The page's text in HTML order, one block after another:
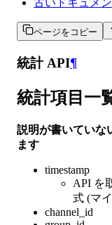
古いドキュメン
ページをコピー
統計 API¶
統計項目一
説明が書いていな
ます
timestamp
API を
式 (マ
channel_id